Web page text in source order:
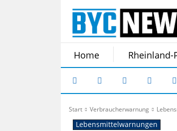
Home Rheinland-
Start Verbraucherwarnung
Lebensmittelwarnungen